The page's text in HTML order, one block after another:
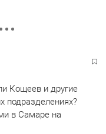
Кощеев и другие
подразделениях?
в Самаре на